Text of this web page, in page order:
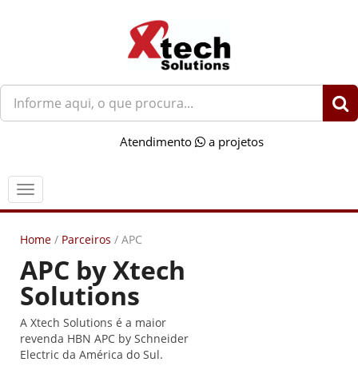
O
que
você
Atendimento a projetos
Menu
Home / Parceiros / APC
APC by Xtech
Solutions
A Xtech Solutions é a maior
revenda HBN APC by Schneider
Electric da América do Sul.